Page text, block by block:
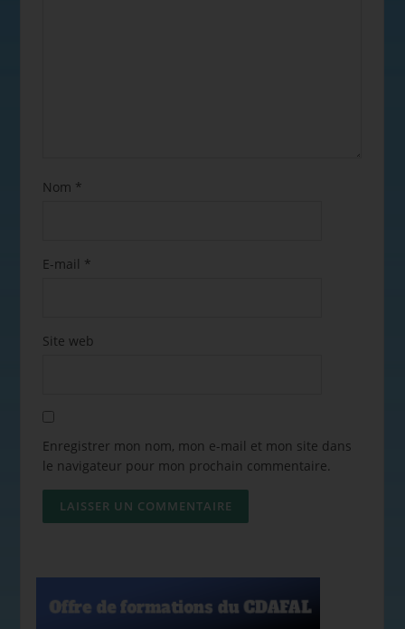
Nom *
E-mail *
Site web
Enregistrer mon nom, mon e-mail et mon site dans
le navigateur pour mon prochain commentaire.